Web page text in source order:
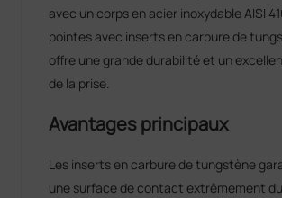
avec un corps en acier inoxydable AISI
pointes avec inserts en carbure de
offre une grande durabilité et un
de la prise.
Avantages principaux
Les inserts en carbure de tungstène
une surface de contact extrêmement